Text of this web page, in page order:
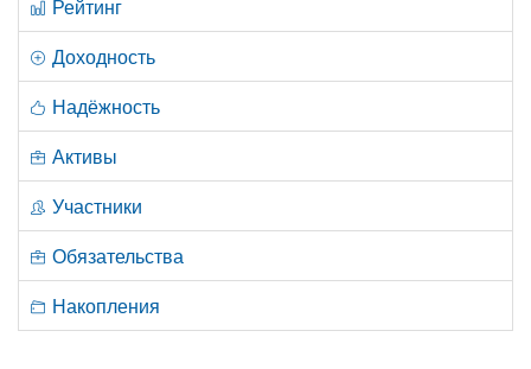
Рейтинг
Доходность
Надёжность
Активы
Участники
Обязательства
Накопления